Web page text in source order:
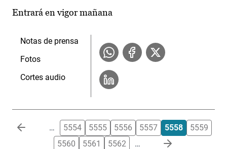
Entrará en vigor mañana
Notas de prensa
Fotos
Cortes audio
Paginación … 5554 5555 5556 5557 5558
5559
5560
5561 5562 …